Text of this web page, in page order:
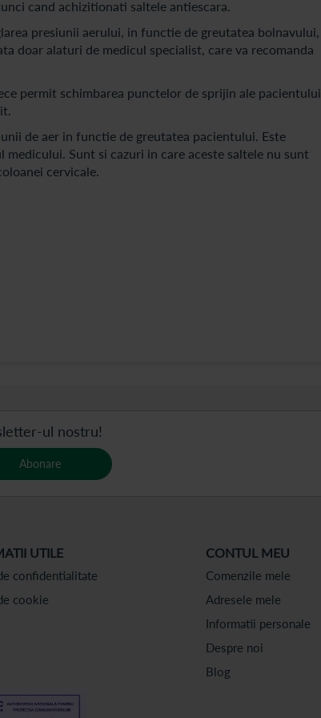
cand achizitionati saltele antiescara.
presiunii aerului, in functie de greutatea bolnavului,
doar alaturi de medicul specialist, care va recomanda
permit schimbarea punctelor de sprijin ale pacientului
de aer in functie de greutatea pacientului. Este
Sunt si cazuri in care aceste saltele nu sunt
cervicale.
ul nostru!
Abonare
UTILE
confidentialitate
cookie
CONTUL MEU
Comenzile mele
Adresele mele
Informatii personale
Despre noi
Blog